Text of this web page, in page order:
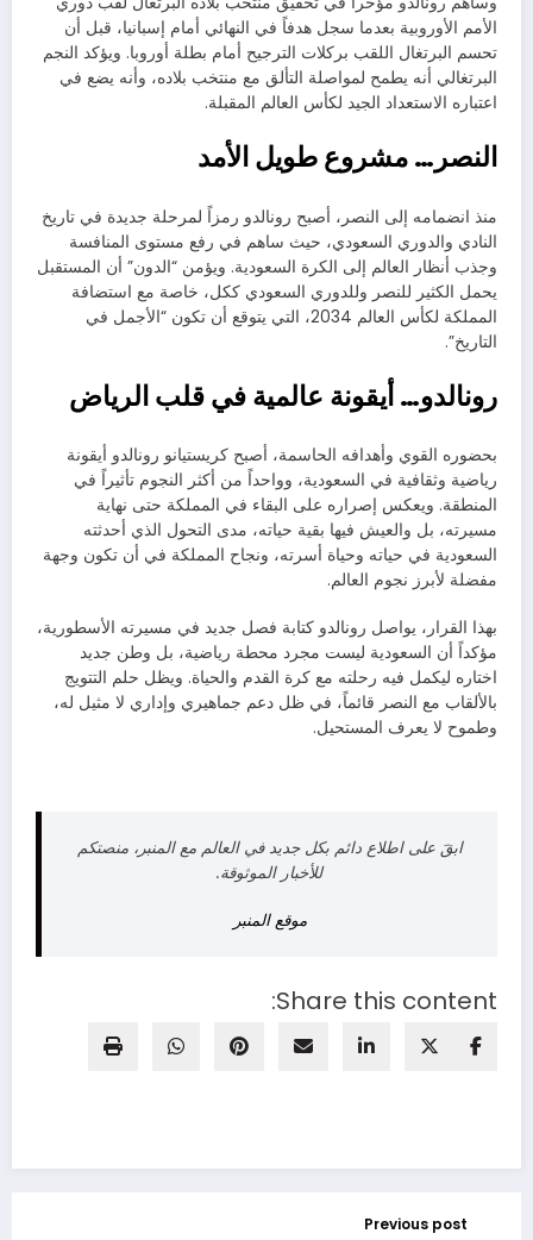
الأمم الأوروبية بعدما سجل هدفاً في النهائي أمام إسبانيا، قبل أن
تحسم البرتغال اللقب بركلات الترجيح أمام بطلة أوروبا. ويؤكد النجم
البرتغالي أنه يطمح لمواصلة التألق مع منتخب بلاده، وأنه يضع في
اعتباره الاستعداد الجيد لكأس العالم المقبلة.
النصر… مشروع طويل الأمد
منذ انضمامه إلى النصر، أصبح رونالدو رمزاً لمرحلة جديدة في تاريخ
النادي والدوري السعودي، حيث ساهم في رفع مستوى المنافسة
وجذب أنظار العالم إلى الكرة السعودية. ويؤمن “الدون” أن المستقبل
يحمل الكثير للنصر وللدوري السعودي ككل، خاصة مع استضافة
المملكة لكأس العالم 2034، التي يتوقع أن تكون “الأجمل في
التاريخ”.
رونالدو… أيقونة عالمية في قلب الرياض
بحضوره القوي وأهدافه الحاسمة، أصبح كريستيانو رونالدو أيقونة
رياضية وثقافية في السعودية، وواحداً من أكثر النجوم تأثيراً في
المنطقة. ويعكس إصراره على البقاء في المملكة حتى نهاية
مسيرته، بل والعيش فيها بقية حياته، مدى التحول الذي أحدثته
السعودية في حياته وحياة أسرته، ونجاح المملكة في أن تكون وجهة
مفضلة لأبرز نجوم العالم.
بهذا القرار، يواصل رونالدو كتابة فصل جديد في مسيرته الأسطورية،
مؤكداً أن السعودية ليست مجرد محطة رياضية، بل وطن جديد
اختاره ليكمل فيه رحلته مع كرة القدم والحياة. ويظل حلم التتويج
بالألقاب مع النصر قائماً، في ظل دعم جماهيري وإداري لا مثيل له،
وطموح لا يعرف المستحيل.
ابقَ على اطلاع دائم بكل جديد في العالم مع المنبر، منصتكم
للأخبار الموثوقة.
موقع المنبر
Share this content:
Previous post